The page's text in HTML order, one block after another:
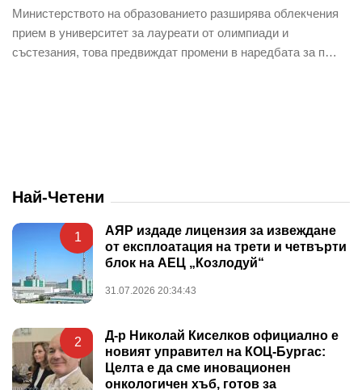
Министерството на образованието разширява облекчения
прием в университет за лауреати от олимпиади и
състезания, това предвиждат промени в наредбата за п…
Най-Четени
1
АЯР издаде лицензия за извеждане
от експлоатация на трети и четвърти
блок на АЕЦ „Козлодуй“
31.07.2026 20:34:43
2
Д-р Николай Киселков официално е
новият управител на КОЦ-Бургас:
Целта е да сме иновационен
онкологичен хъб, готов за